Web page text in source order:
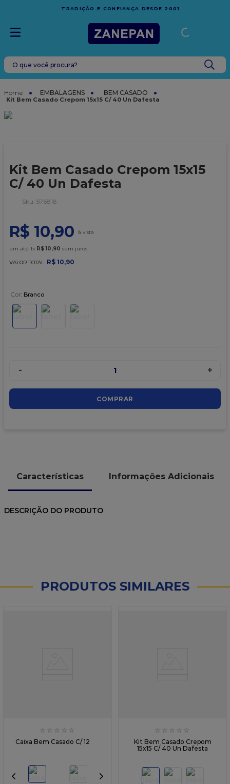
FRETE GRÁTIS
ESPÍRITO SANTO
O que você procura?
EMBALAGENS BEM CASADO
Kit Bem Casado Crepom 15x15 C/ 40 Un Dafesta
Kit Bem Casado Crepom 15x15
C/ 40 Un Dafesta
: 576818
R$ 10,90
em até 1x R$ 10,90 sem juros
VALOR TOTAL: R$ 10,90
Cor: Branco
- 1 +
COMPRAR
Características Informações Adicionais
DESCRIÇÃO DO PRODUTO
PRODUTOS SIMILARES
☆ ☆ ☆ ☆ ☆
Caixa Bem Casado C/ 12
☆ ☆ ☆ ☆ ☆
Kit Bem Casado Crepom
15x15 C/ 40 Un Dafesta
TERMOS MAIS BUSCADOS
leite condensado
6 º
sacola
9º
caixa kraft
10º chocolate